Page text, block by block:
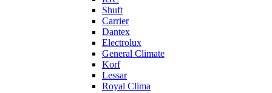
Shuft
Carrier
Dantex
Electrolux
General Climate
Korf
Lessar
Royal Clima